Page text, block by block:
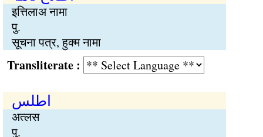
इत्तिलाअ नामा
पु.
सूचना पत्र, हुक्म नामा
:
اطلس
अत्लस
पु.